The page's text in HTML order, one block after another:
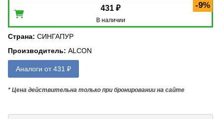
-9%
431 ₽
В наличии
Страна: СИНГАПУР
Производитель: ALCON
Аналоги от 431 ₽
* Цена действительна только при бронировании на сайте